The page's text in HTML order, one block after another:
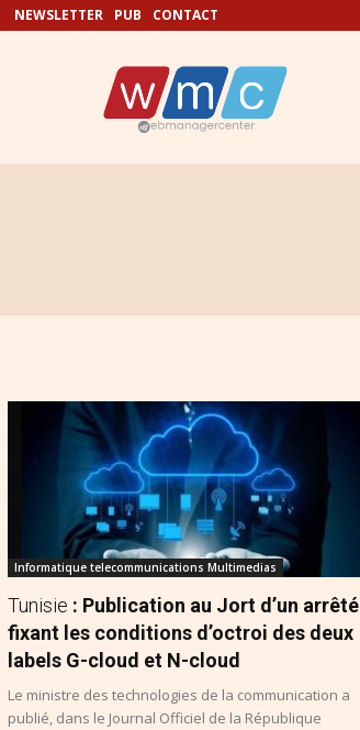
NEWSLETTER PUB CONTACT
Informatique telecommunications Multimedias
Tunisie : Publication au Jort d’un arrêté
fixant les conditions d’octroi des deux
labels G-cloud et N-cloud
Le ministre des technologies de la communication a
publié, dans le Journal Officiel de la République